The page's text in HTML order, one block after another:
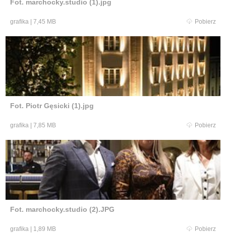
Fot. marchocky.studio (1).jpg
grafika 7,45 MB Pobierz
Fot. Piotr Gęsicki (1).jpg
grafika 7,85 MB Pobierz
Fot. marchocky.studio (2).JPG
grafika 1,89 MB Pobierz